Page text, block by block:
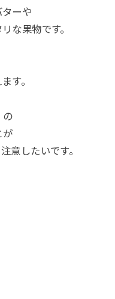
ーや
な果物です。
す。
の
が
意したいです。